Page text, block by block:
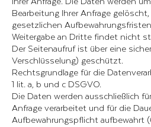
Bearbeitung Ihrer Anfrage
gesetzlichen
Weitergabe an Dritte findet nicht
Der Seitenaufruf ist über eine
Verschlüsselung) geschützt.
Rechtsgrundlage für die
1 lit. a, b und c DSGVO.
Die Daten werden ausschließlich
Anfrage verarbeitet und für die
Aufbewahrungspflicht aufbewahrt